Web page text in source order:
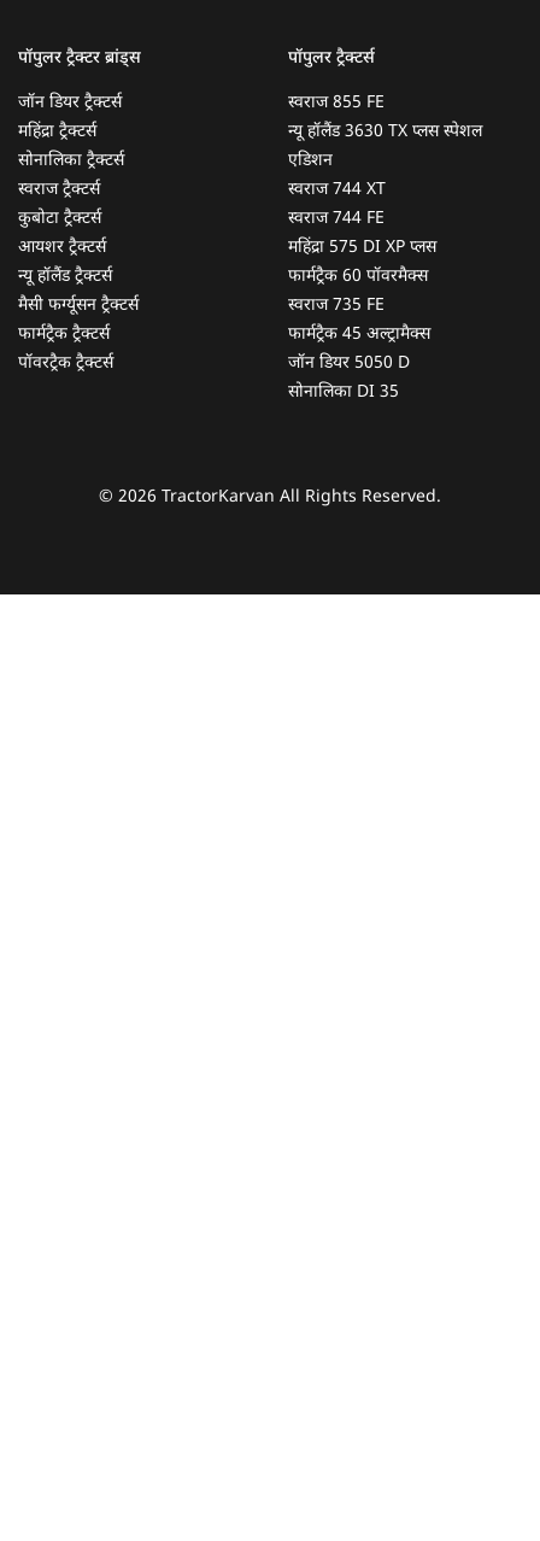
पॉपुलर ट्रैक्टर ब्रांड्स
जॉन डियर ट्रैक्टर्स
महिंद्रा ट्रैक्टर्स
सोनालिका ट्रैक्टर्स
स्वराज ट्रैक्टर्स
कुबोटा ट्रैक्टर्स
आयशर ट्रैक्टर्स
न्यू हॉलैंड ट्रैक्टर्स
मैसी फर्ग्यूसन ट्रैक्टर्स
फार्मट्रैक ट्रैक्टर्स
पॉवरट्रैक ट्रैक्टर्स
पॉपुलर ट्रैक्टर्स
स्वराज 855 FE
न्यू हॉलैंड 3630 TX प्लस स्पेशल
एडिशन
स्वराज 744 XT
स्वराज 744 FE
महिंद्रा 575 DI XP प्लस
फार्मट्रैक 60 पॉवरमैक्स
स्वराज 735 FE
फार्मट्रैक 45 अल्ट्रामैक्स
जॉन डियर 5050 D
सोनालिका DI 35
© 2026 TractorKarvan All Rights Reserved.